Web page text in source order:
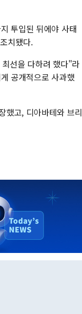
투입된 뒤에야 사태
치됐다.
선을 다하려 했다"라
공개적으로 사과했
했고, 디아바테와 브리